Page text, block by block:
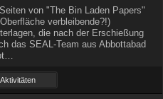
von "The Bin Laden Papers"
verbleibende?!)
die nach der Erschießung
das SEAL-Team aus Abbottabad